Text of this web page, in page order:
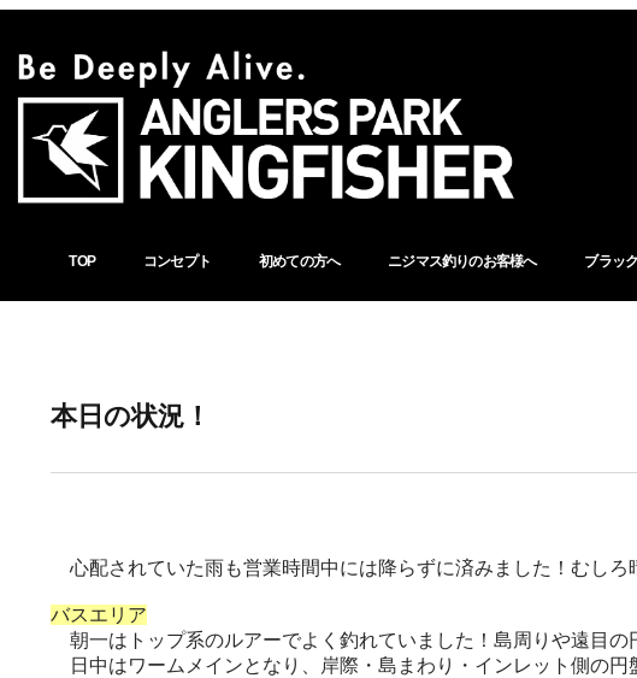
TOP コンセプト 初めての方へ ニジマス釣りのお客様へ ブラッ
本日の状況！
心配されていた雨も営業時間中には降らずに済みました！むしろ
バスエリア
朝一はトップ系のルアーでよく釣れていました！島周りや遠目の
日中はワームメインとなり、岸際・島まわり・インレット側の